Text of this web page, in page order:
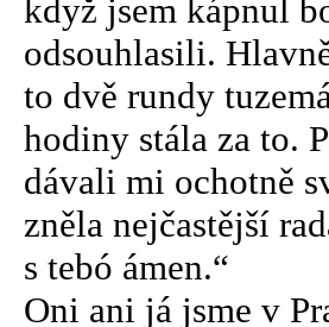
když jsem kápnul
odsouhlasili.
to dvě rundy
hodiny stála za to.
dávali mi ochotně
zněla nejčastější
s tebó ámen.“
Oni ani já jsme v